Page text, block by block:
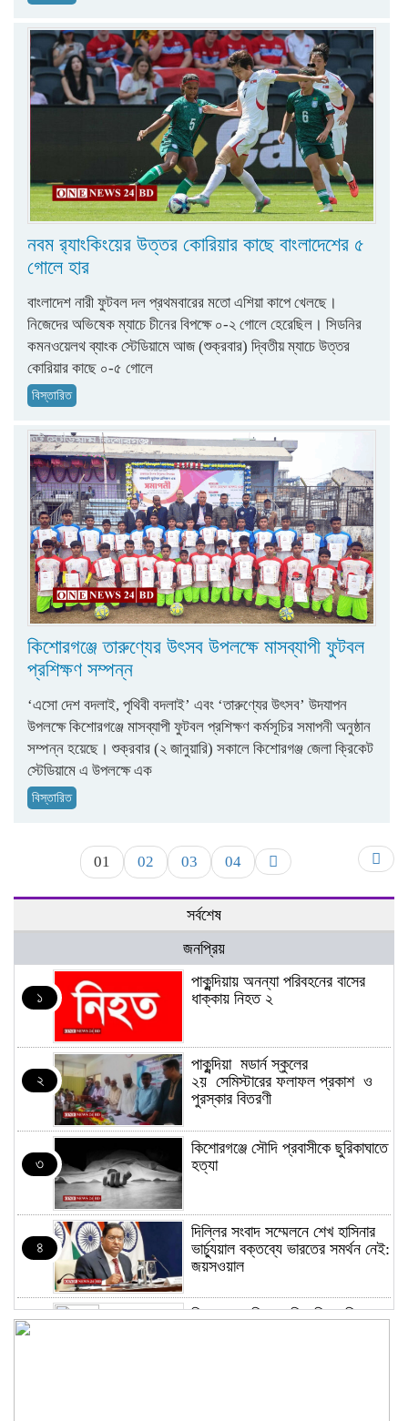
নবম র‌্যাংকিংয়ের উত্তর কোরিয়ার কাছে বাংলাদেশের ৫
গোলে হার
বাংলাদেশ নারী ফুটবল দল প্রথমবারের মতো এশিয়া কাপে খেলছে।
নিজেদের অভিষেক ম্যাচে চীনের বিপক্ষে ০-২ গোলে হেরেছিল। সিডনির
কমনওয়েলথ ব্যাংক স্টেডিয়ামে আজ (শুক্রবার) দ্বিতীয় ম্যাচে উত্তর
কোরিয়ার কাছে ০-৫ গোলে
বিস্তারিত
কিশোরগঞ্জে তারুণ্যের উৎসব উপলক্ষে মাসব্যাপী ফুটবল
প্রশিক্ষণ সম্পন্ন
‘এসো দেশ বদলাই, পৃথিবী বদলাই’ এবং ‘তারুণ্যের উৎসব’ উদযাপন
উপলক্ষে কিশোরগঞ্জে মাসব্যাপী ফুটবল প্রশিক্ষণ কর্মসূচির সমাপনী অনুষ্ঠান
সম্পন্ন হয়েছে। শুক্রবার (২ জানুয়ারি) সকালে কিশোরগঞ্জ জেলা ক্রিকেট
স্টেডিয়ামে এ উপলক্ষে এক
বিস্তারিত
01 02 03 04
সর্বশেষ
জনপ্রিয়
১
পাকুন্দিয়ায় অনন্যা পরিবহনের বাসের
ধাক্কায় নিহত ২
২
পাকুন্দিয়া মডার্ন স্কুলের
২য় সেমিস্টারের ফলাফল প্রকাশ ও
পুরস্কার বিতরণী
৩
কিশোরগঞ্জে সৌদি প্রবাসীকে ছুরিকাঘাতে
হত্যা
৪
দিল্লির সংবাদ সম্মেলনে শেখ হাসিনার
ভার্চ্যুয়াল বক্তব্যে ভারতের সমর্থন নেই:
জয়সওয়াল
কিশোরগঞ্জে নিজস্ব ফিসারির পানিতে